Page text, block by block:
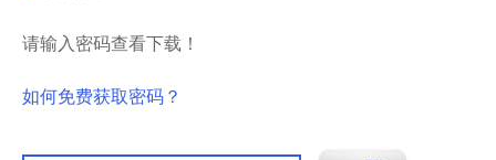
请输入密码查看下载！
如何免费获取密码？